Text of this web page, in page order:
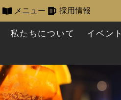
メニュー 採用情報
私たちについて イベント